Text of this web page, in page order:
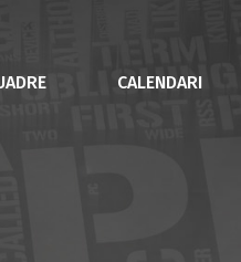
CALENDARI